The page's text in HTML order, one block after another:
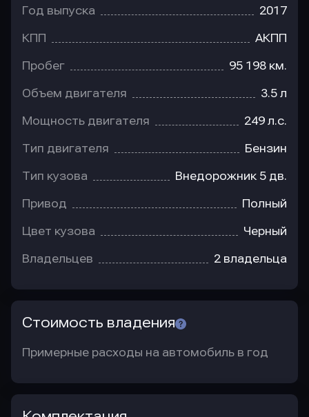
Год выпуска 2017
КПП АКПП
Пробег 95 198 км.
Объем двигателя 3.5 л
Мощность двигателя 249 л.с.
Тип двигателя Бензин
Тип кузова Внедорожник 5 дв.
Привод Полный
Цвет кузова Черный
Владельцев 2 владельца
Стоимость владения
Примерные расходы на автомобиль в год